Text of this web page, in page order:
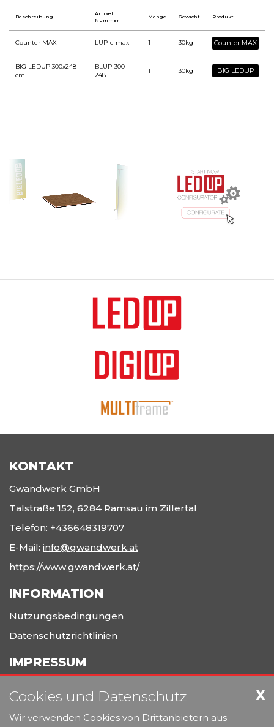
Beschreibung
Artikel
Nummer
Menge Gewicht Produkt
Counter MAX LUP-c-max 1 30kg Counter MAX
BIG LEDUP 300x248
cm
BLUP-300-
248
1 30kg BIG LEDUP
KONTAKT
Gwandwerk GmbH
Talstraße 152, 6284 Ramsau im Zillertal
Telefon: +436648319707
E-Mail: info@gwandwerk.at
https://www.gwandwerk.at/
INFORMATION
Nutzungsbedingungen
Datenschutzrichtlinien
IMPRESSUM
Textilveredelung, Werbetechnik und die
X
Cookies und Datenschutz
Wir verwenden Cookies von Drittanbietern aus